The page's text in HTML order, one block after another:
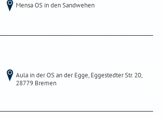
Mensa OS in den Sandwehen
Aula in der OS an der Egge, Eggestedter Str. 20,
28779 Bremen